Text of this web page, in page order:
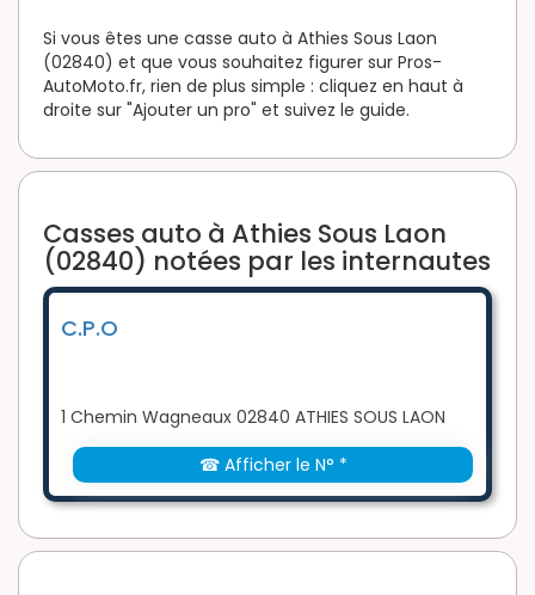
Si vous êtes une casse auto à Athies Sous Laon
(02840) et que vous souhaitez figurer sur Pros-
AutoMoto.fr, rien de plus simple : cliquez en haut à
droite sur "Ajouter un pro" et suivez le guide.
Casses auto à Athies Sous Laon
(02840) notées par les internautes
C.P.O
1 Chemin Wagneaux 02840 ATHIES SOUS LAON
☎ Afficher le N° *